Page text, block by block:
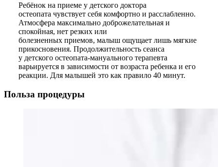
Ребёнок на приеме у детского доктора
остеопата чувствует себя комфортно и расслабленно.
Атмосфера максимально доброжелательная и
спокойная, нет резких или
болезненных приемов, малыш ощущает лишь мягкие
прикосновения. Продолжительность сеанса
у детского остеопата-мануального терапевта
варьируется в зависимости от возраста ребенка и его
реакции. Для малышей это как правило 40 минут.
Польза процедуры